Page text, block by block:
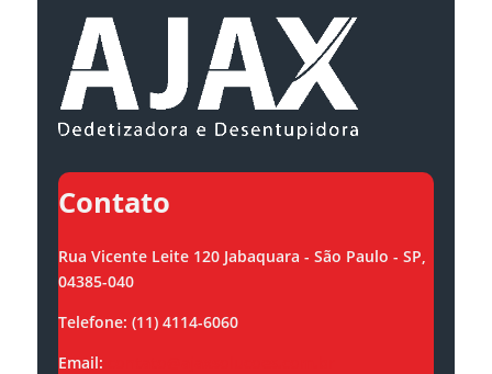
Contato
Rua Vicente Leite 120 Jabaquara - São Paulo - SP,
04385-040
Telefone: (11) 4114-6060
Email: